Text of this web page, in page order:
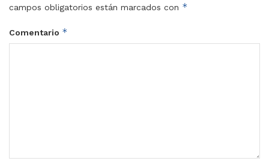
campos obligatorios están marcados con *
Comentario *